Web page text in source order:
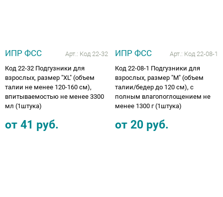
ИПР ФСС Арт.: Код 22-32
Код 22-32 Подгузники для
взрослых, размер "XL" (объем
талии не менее 120-160 см),
впитываемостью не менее 3300
мл (1штука)
от 41 руб.
ИПР ФСС Арт.: Код 22-08-1
Код 22-08-1 Подгузники для
взрослых, размер "M" (объем
талии/бедер до 120 см), с
полным влагопоглощением не
менее 1300 г (1штука)
от 20 руб.